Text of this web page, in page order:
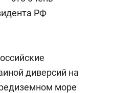
РФ
диверсий на
море